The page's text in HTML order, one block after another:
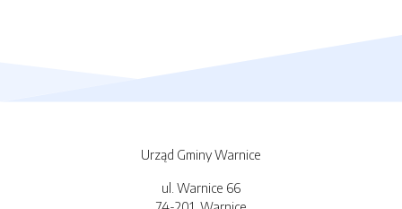
Urząd Gminy Warnice
ul. Warnice 66